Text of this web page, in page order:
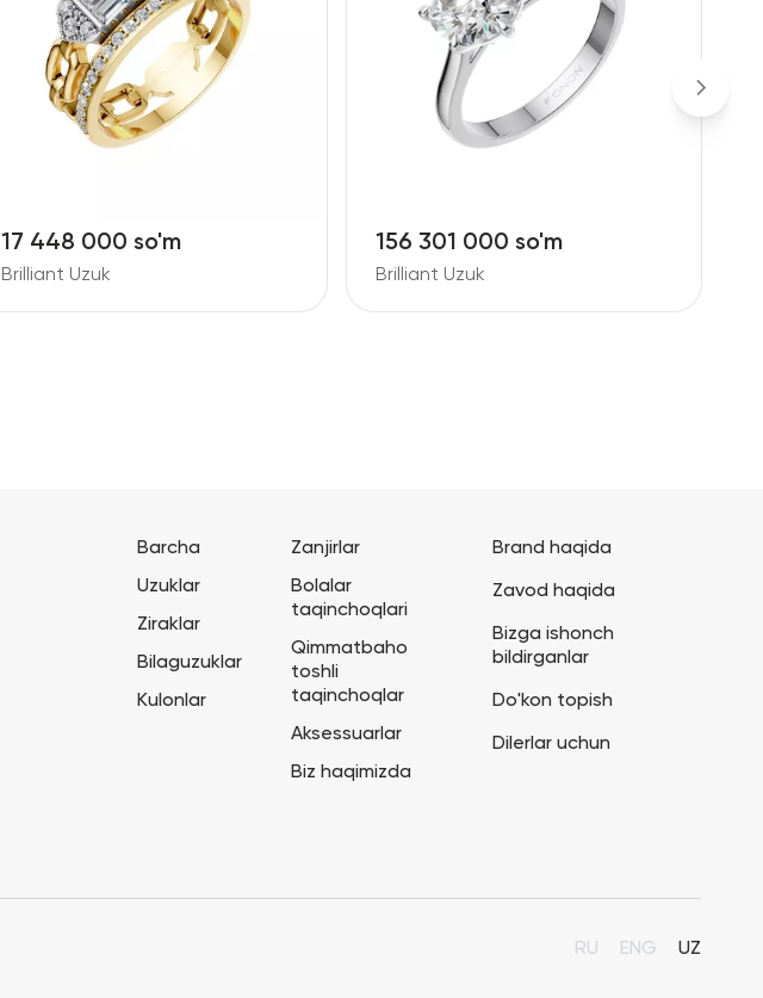
17 448 000 so'm
Brilliant Uzuk
156 301 000 so'm
Brilliant Uzuk
Barcha
Uzuklar
Ziraklar
Bilaguzuklar
Kulonlar
Zanjirlar
Bolalar
taqinchoqlari
Qimmatbaho
toshli
taqinchoqlar
Aksessuarlar
Biz haqimizda
Brand haqida
Zavod haqida
Bizga ishonch
bildirganlar
Do'kon topish
Dilerlar uchun
RU ENG UZ